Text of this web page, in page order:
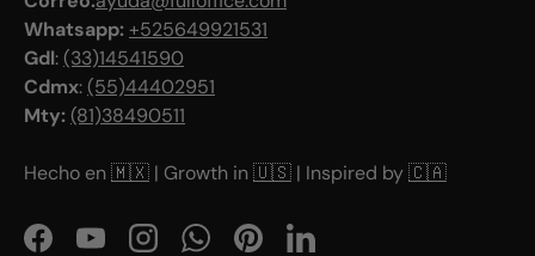
Whatsapp:+525649921531
Gdl: (33)14541590
Cdmx: (55)44402951
Mty: (81)38490511
Hecho en 🇲🇽 | Growth in 🇺🇸 | Inspired by🇨🇦
FacebookYouTubeInstagramWhatsApp
PinterestLinkedIn